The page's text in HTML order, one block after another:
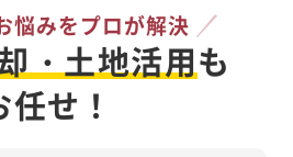
悩みをプロが解決
・土地活用も
任せ！